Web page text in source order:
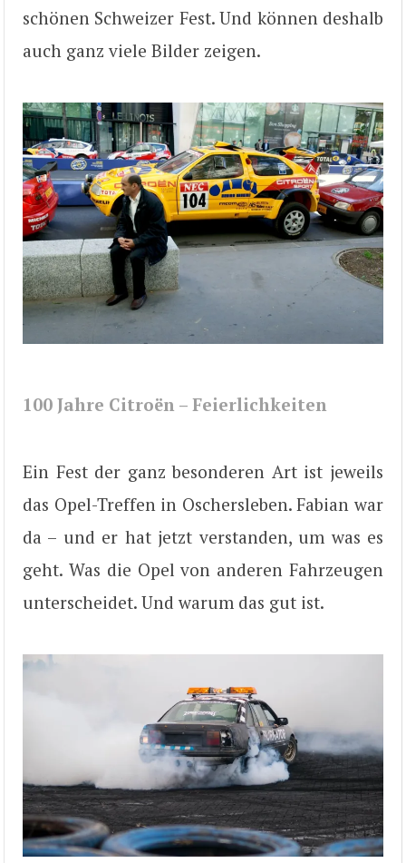
schönen Schweizer Fest. Und können deshalb
auch ganz viele Bilder zeigen.
100 Jahre Citroën – Feierlichkeiten
Ein Fest der ganz besonderen Art ist jeweils
das Opel-Treffen in Oschersleben. Fabian war
da – und er hat jetzt verstanden, um was es
geht. Was die Opel von anderen Fahrzeugen
unterscheidet. Und warum das gut ist.